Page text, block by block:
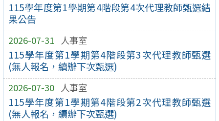
115學年度第1學期第4階段第4次代理教師甄選結
果公告
2026-07-31 人事室
115學年度第1學期第4階段第3次代理教師甄選
(無人報名，續辦下次甄選)
2026-07-30 人事室
115學年度第1學期第4階段第2次代理教師甄選
(無人報名，續辦下次甄選)